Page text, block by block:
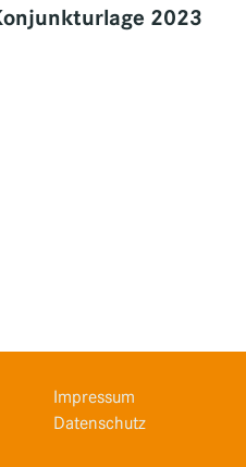
2023
Impressum
Datenschutz